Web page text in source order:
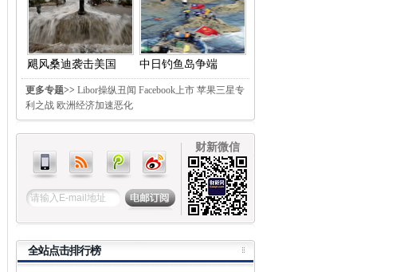
飓风桑迪袭击美国 中日钓鱼岛争端
更多专题>> Libor操纵丑闻 Facebook上市 苹果三星专
利之战 欧洲经济加速恶化
财新微信
全站点击排行榜